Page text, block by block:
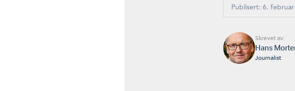
Publisert: 6.
Skrevet av:
Hans
Journalist